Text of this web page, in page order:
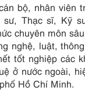
bộ, nhân viên
Thạc sĩ, Kỹ
chuyên môn
nghệ, luật,
tốt nghiệp các
ở nước ngoài,
Hồ Chí Minh.